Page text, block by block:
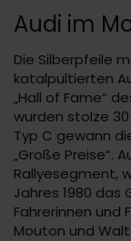
Audi im
Die Silberpfeile
katalpultierten
„Hall of Fame“
wurden stolze
Typ C gewann
„Große Preise“.
Rallyesegment,
Jahres 1980
Fahrerinnen und
Mouton und